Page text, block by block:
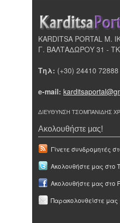
KARDITSA PORTAL Μ.
Γ. ΒΑΛΤΑΔΩΡΟΥ 31 -
Τηλ: (+30) 24410 72888
e-mail:
ΔΙΕΥΘΥΝΣΗ ΤΣΟΜΠΑΝΙΔΗΣ
Ακολουθήστε μας!
Γίνετε συνδρομητές
Ακολουθήστε μας στο
Ακολουθήστε μας στο
Παρακολουθείστε μας